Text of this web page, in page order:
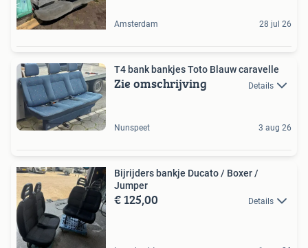
Amsterdam 28 jul 26
T4 bank bankjes Toto Blauw caravelle
Zie omschrijving Details
Nunspeet 3 aug 26
Bijrijders bankje Ducato / Boxer /
Jumper
€ 125,00 Details